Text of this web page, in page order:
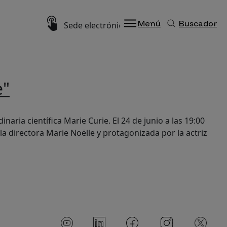
Menú
ImagenSede electrónica Buscador
científica Marie Curie. El 24 de junio a las 19:00
directora Marie Noëlle y protagonizada por la actriz
Imagen
Imagen
Imagen
Imagen
Imagen